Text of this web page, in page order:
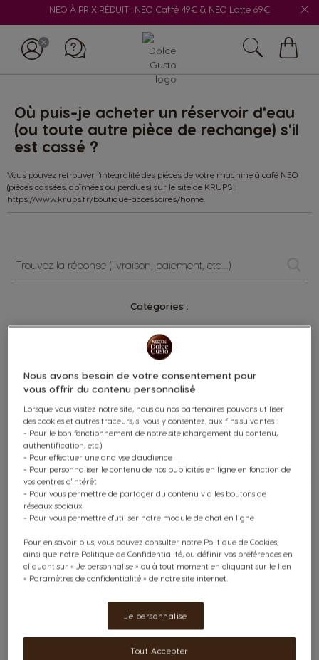
NEO À PRIX RÉDUIT : NEO Caffè 49€ & NEO Latte 69€
Où puis-je acheter un réservoir d'eau
(ou toute autre pièce de rechange) s'il
est cassé ?
Vous pouvez retrouver l'intégralité des pièces de votre machine à café NEO
(pièces cassées, abîmées ou perdues) sur le site de KRUPS :
https://www.krups.fr/boutique-accessoires/home.
la
réponse
etc…)
Catégories :
L'APPLICATION NESCAFÉ® DOLCE GUSTO®
Machines NESCAFÉ® DOLCE GUSTO® NEO
LE SYSTÈME NESCAFÉ® DOLCE GUSTO® NEO
DOSETTES ET SACHETS NESCAFÉ® DOLCE GUSTO® NEO
Le système NESCAFÉ® Dolce Gusto®
CAPSULES NESCAFÉ® Dolce Gusto®
MACHINES NESCAFÉ® Dolce Gusto®
Le Nutri-Score
L'INFUSEUR SPECIAL.T®
Nous avons besoin de votre consentement pour
vous offrir du contenu personnalisé
Lorsque vous visitez notre site, nous ou nos partenaires pouvons utiliser
des cookies et autres traceurs, si vous y consentez, aux fins suivantes :
- Pour le bon fonctionnement de notre site (chargement du contenu,
authentification, etc.)
- Pour effectuer une analyse d'audience
- Pour personnaliser le contenu de nos publicités en ligne en fonction de
vos centres d'intérêt
- Pour vous permettre de partager du contenu via les boutons de
réseaux sociaux
- Pour vous permettre d'utiliser notre module de chat en ligne
Pour en savoir plus, vous pouvez consulter notre Politique de Cookies,
ainsi que notre Politique de Confidentialité, ou définir vos préférences en
cliquant sur « Je personnalise » ou à tout moment en cliquant sur le lien
« Paramètres de confidentialité » de notre site internet.
Je personnalise
Tout Accepter